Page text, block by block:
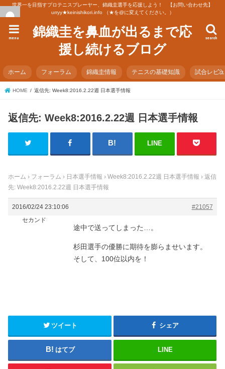
世界一を目指すプロテニスプレーヤー、錦織圭選手を応援しよう！ 【お問い合わせ先】
urryy★keinishikori.info （★を@に変えてください。）
錦織圭を鼻血が出るまで応
援し続けるブログ
search
menu
ホーム フォーラム 錦織圭情報 テニスの基礎知識 試合レビ
HOME 返信先: Week8:2016.2.22週 日本選手情報
返信先: Week8:2016.2.22週 日本選手情報
LINE
ホーム › フォーラム › 日本選手情報 › Week8:2016.2.22週 日本選手情報 › 返信
先: Week8:2016.2.22週 日本選手情報
2016/02/24 23:10:06
#21057
セカンド
途中で送ってしまった…。
杉田選手の優勝に期待を膨らませいます。
そして、100位以内を！
ツイート シェア
はてブ LINE